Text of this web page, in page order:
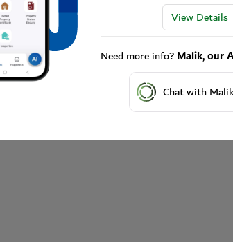
View Details
Need more info?Malik, our
Chat with Malik